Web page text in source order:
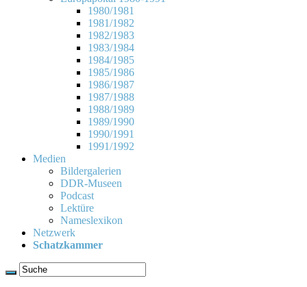
1980/1981
1981/1982
1982/1983
1983/1984
1984/1985
1985/1986
1986/1987
1987/1988
1988/1989
1989/1990
1990/1991
1991/1992
Medien
Bildergalerien
DDR-Museen
Podcast
Lektüre
Nameslexikon
Netzwerk
Schatzkammer